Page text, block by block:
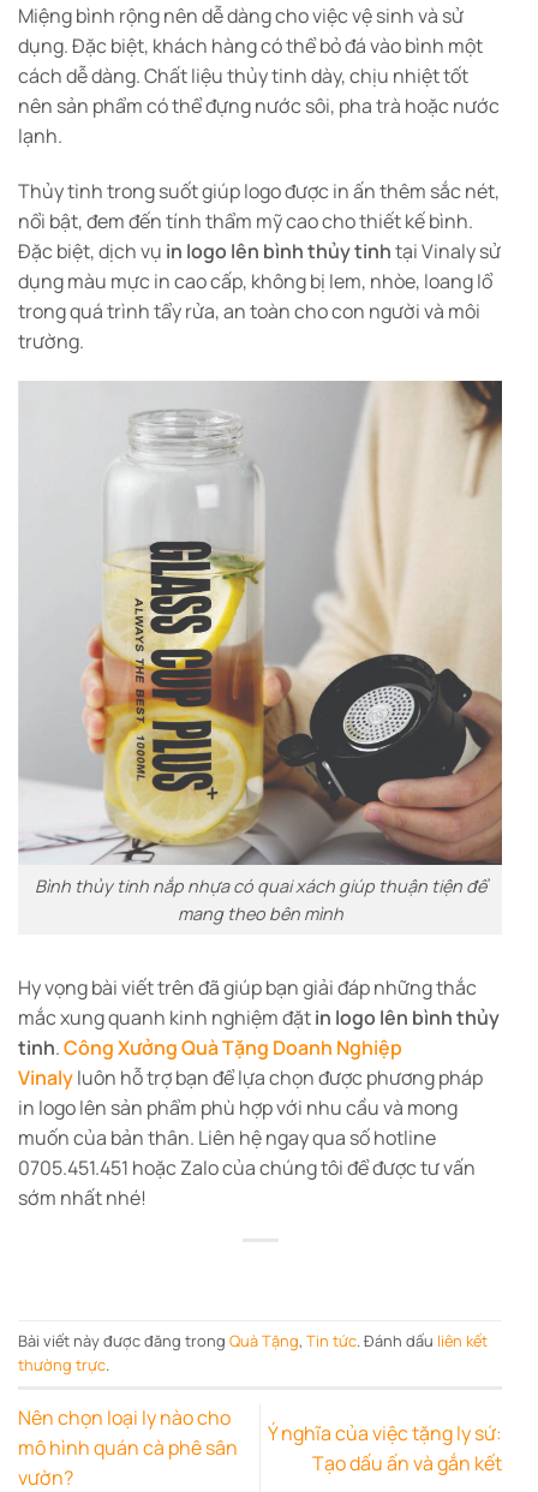
Miệng bình rộng nên dễ dàng cho việc vệ sinh và sử
dụng. Đặc biệt, khách hàng có thể bỏ đá vào bình một
cách dễ dàng. Chất liệu thủy tinh dày, chịu nhiệt tốt
nên sản phẩm có thể đựng nước sôi, pha trà hoặc nước
lạnh.
Thủy tinh trong suốt giúp logo được in ấn thêm sắc nét,
nổi bật, đem đến tính thẩm mỹ cao cho thiết kế bình.
Đặc biệt, dịch vụ in logo lên bình thủy tinhtạiVinalysử
dụng màu mực in cao cấp, không bị lem, nhòe, loang lổ
trong quá trình tẩy rửa, an toàn cho con người và môi
trường.
Bình thủy tinh nắp nhựa có quai xách giúp thuận tiện để
mang theo bên mình
Hy vọng bài viết trên đã giúp bạn giải đáp những thắc
mắc xung quanh kinh nghiệm đặtin logo lên bình thủy
tinh.Công Xưởng Quà Tặng Doanh Nghiệp
Vinalyluôn hỗ trợ bạn để lựa chọn được phương pháp
in logo lên sản phẩm phù hợp với nhu cầu và mong
muốn của bản thân. Liên hệ ngay qua số hotline
0705.451.451 hoặc Zalo của chúng tôi để được tư vấn
sớm nhất nhé!
Bài viết này được đăng trong Quà Tặng, Tin tức. Đánh dấu liên kết
thường trực.
Nên chọn loại ly nào cho
mô hình quán cà phê sân
vườn?
Ý nghĩa của việc tặng ly sứ:
Tạo dấu ấn và gắn kết